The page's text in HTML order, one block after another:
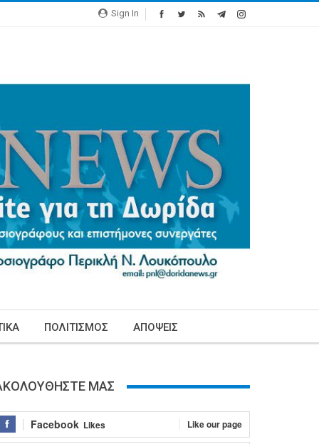
Sign In
ΠΟΛΙΤΙΣΜΟΣ ΑΠΟΨΕΙΣ
ΜΑΣ
Facebook Likes Like our page